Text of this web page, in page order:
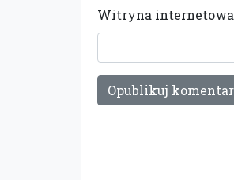
Witryna internetowa